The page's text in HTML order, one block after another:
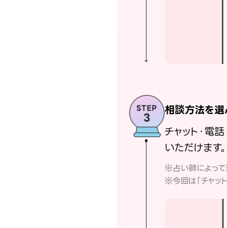
相談方法を
チャット・電
いただけます。
※占い師によっ
※今回は「チャッ